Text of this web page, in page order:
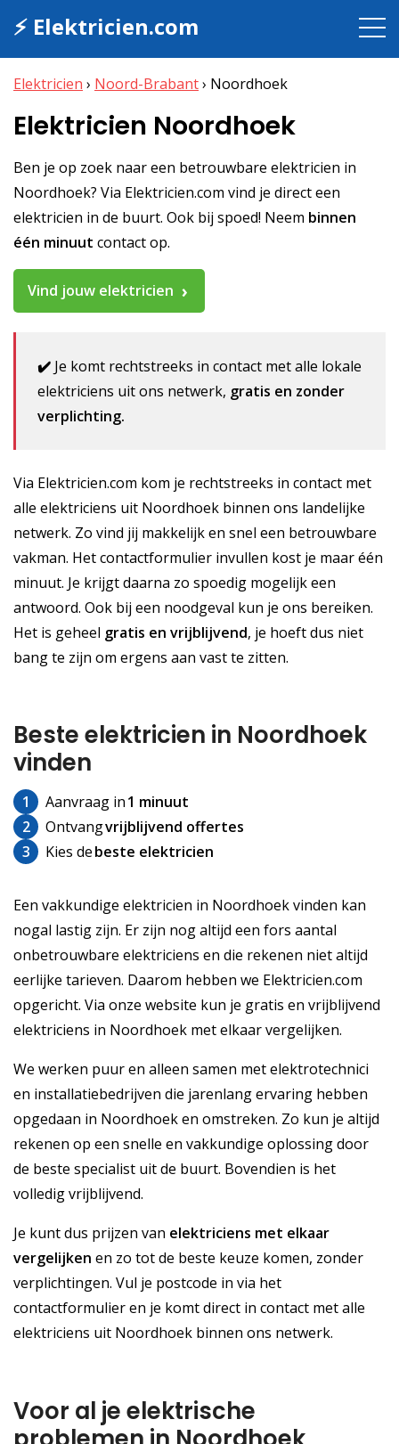
⚡ Elektricien.com
Elektricien › Noord-Brabant› Noordhoek
Elektricien Noordhoek
Ben je op zoek naar een betrouwbare elektricien in
Noordhoek? Via Elektricien.com vind je direct een
elektricien in de buurt. Ook bij spoed! Neem binnen
één minuut contact op.
Vind jouw elektricien
✔️ Je komt rechtstreeks in contact met alle lokale
elektriciens uit ons netwerk, gratis en zonder
verplichting.
Via Elektricien.com kom je rechtstreeks in contact met
alle elektriciens uit Noordhoek binnen ons landelijke
netwerk. Zo vind jij makkelijk en snel een betrouwbare
vakman. Het contactformulier invullen kost je maar één
minuut. Je krijgt daarna zo spoedig mogelijk een
antwoord. Ook bij een noodgeval kun je ons bereiken.
Het is geheel gratis en vrijblijvend, je hoeft dus niet
bang te zijn om ergens aan vast te zitten.
Beste elektricien in Noordhoek
vinden
1 Aanvraag in1 minuut
2
Ontvangvrijblijvend offertes
3
Kies debeste elektricien
Een vakkundige elektricien in Noordhoek vinden kan
nogal lastig zijn. Er zijn nog altijd een fors aantal
onbetrouwbare elektriciens en die rekenen niet altijd
eerlijke tarieven. Daarom hebben we Elektricien.com
opgericht. Via onze website kun je gratis en vrijblijvend
elektriciens in Noordhoek met elkaar vergelijken.
We werken puur en alleen samen met elektrotechnici
en installatiebedrijven die jarenlang ervaring hebben
opgedaan in Noordhoek en omstreken. Zo kun je altijd
rekenen op een snelle en vakkundige oplossing door
de beste specialist uit de buurt. Bovendien is het
volledig vrijblijvend.
Je kunt dus prijzen van elektriciens met elkaar
vergelijken en zo tot de beste keuze komen, zonder
verplichtingen. Vul je postcode in via het
contactformulier en je komt direct in contact met alle
elektriciens uit Noordhoek binnen ons netwerk.
Voor al je elektrische